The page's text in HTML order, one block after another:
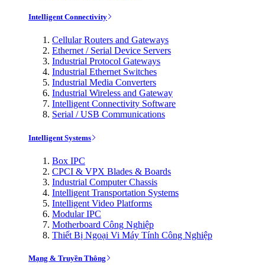
Intelligent Connectivity
Cellular Routers and Gateways
Ethernet / Serial Device Servers
Industrial Protocol Gateways
Industrial Ethernet Switches
Industrial Media Converters
Industrial Wireless and Gateway
Intelligent Connectivity Software
Serial / USB Communications
Intelligent Systems
Box IPC
CPCI & VPX Blades & Boards
Industrial Computer Chassis
Intelligent Transportation Systems
Intelligent Video Platforms
Modular IPC
Motherboard Công Nghiệp
Thiết Bị Ngoại Vi Máy Tính Công Nghiệp
Mạng & Truyền Thông